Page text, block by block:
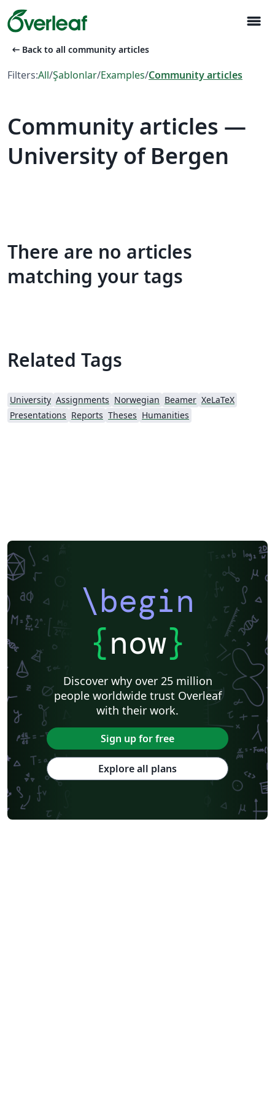
menu
arrow_left_alt Back to all community articles
Filters:All/Şablonlar/Examples/Community articles
Community articles —
University of Bergen
There are no articles
matching your tags
Related Tags
University Assignments Norwegian Beamer XeLaTeX
Presentations Reports Theses Humanities
\begin
{now}
Discover why over 25 million
people worldwide trust Overleaf
with their work.
Sign up for free
Explore all plans